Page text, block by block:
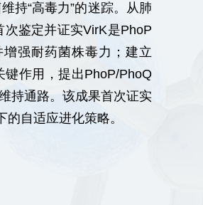
持“高毒力”的迷踪。从肺
鉴定并证实VirK是PhoP
强耐药菌株毒力；建立
键作用，提出PhoP/PhoQ
持通路。该成果首次证实
自适应进化策略。